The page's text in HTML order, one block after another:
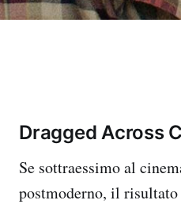
Dragged Across
Se sottraessimo al
postmoderno, il